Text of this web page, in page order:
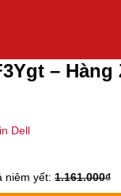
– Hàng
Dell
niêm yết: 1.161.000₫